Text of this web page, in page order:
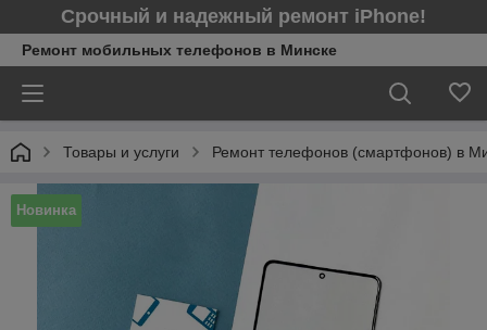
Срочный и надежный ремонт iPhone!
Ремонт мобильных телефонов в Минcке
Товары и услуги Ремонт телефонов (смартфонов) в
Новинка